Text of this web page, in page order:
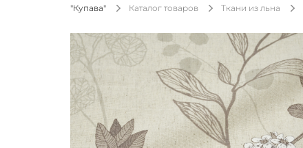
"Купава" Каталог товаров Ткани из льна